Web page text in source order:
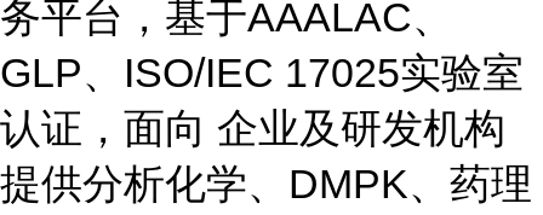
务平台，基于AAALAC、
GLP、ISO/IEC 17025实验室
认证，面向 企业及研发机构
提供分析化学、DMPK、药理